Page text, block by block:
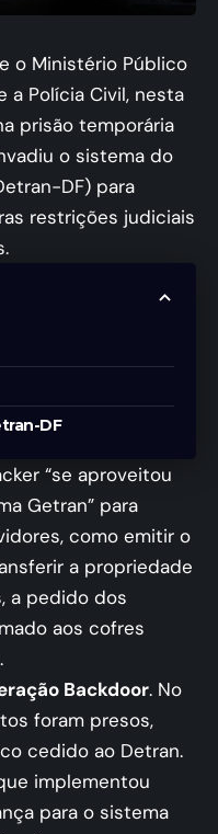
o Ministério Público
a Polícia Civil, nesta
prisão temporária
o sistema do
DF) para
restrições judiciais
DF
“se aproveitou
Getran” para
como emitir o
a propriedade
a pedido dos
aos cofres
Backdoor. No
foram presos,
cedido ao Detran.
implementou
para o sistema